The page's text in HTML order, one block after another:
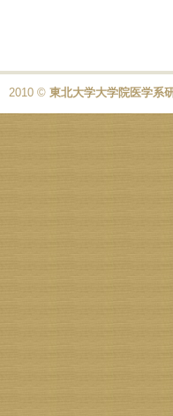
2010 © 東北大学大学院医学系